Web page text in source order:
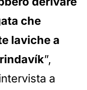
che
laviche a
”,
a